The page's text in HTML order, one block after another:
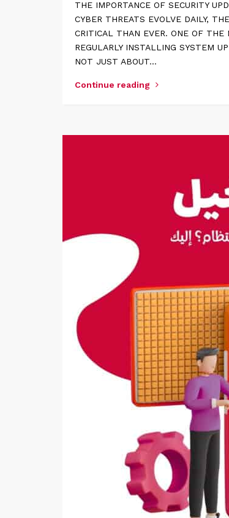
THE IMPORTANCE OF SECURITY
CYBER THREATS EVOLVE DAILY,
CRITICAL THAN EVER. ONE OF THE
REGULARLY INSTALLING SYSTEM
NOT JUST ABOUT…
Continue reading